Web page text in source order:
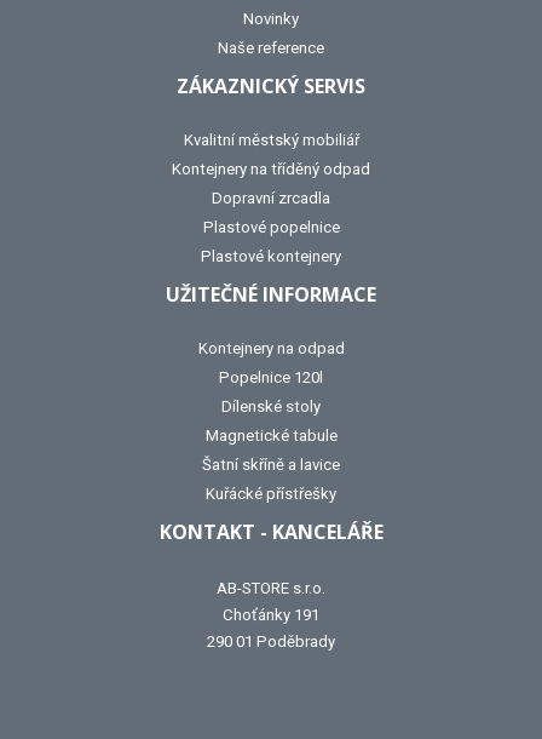
Novinky
Naše reference
ZÁKAZNICKÝ SERVIS
Kvalitní městský mobiliář
Kontejnery na tříděný odpad
Dopravní zrcadla
Plastové popelnice
Plastové kontejnery
UŽITEČNÉ INFORMACE
Kontejnery na odpad
Popelnice 120l
Dílenské stoly
Magnetické tabule
Šatní skříně a lavice
Kuřácké přístřešky
KONTAKT - KANCELÁŘE
AB-STORE s.r.o.
Choťánky 191
290 01 Poděbrady